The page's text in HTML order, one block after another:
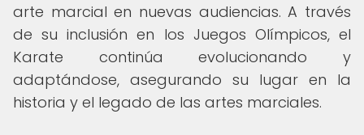
arte marcial en nuevas audiencias. A través
de su inclusión en los Juegos Olímpicos, el
Karate continúa evolucionando y
adaptándose, asegurando su lugar en la
historia y el legado de las artes marciales.